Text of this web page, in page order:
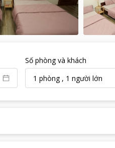
Số phòng và khách
1 phòng, 1 người lớn